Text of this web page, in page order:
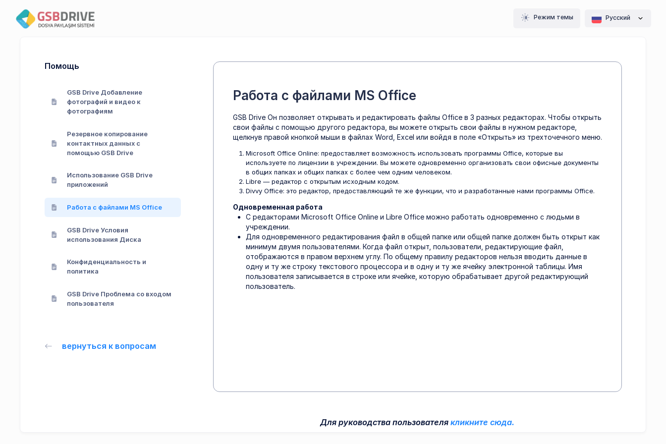
Режим темы Pусский
Помощь
GSB Drive Добавление
фотографий и видео к
фотографиям
Резервное копирование
контактных данных с
помощью GSB Drive
Использование GSB Drive
приложений
Работа с файлами MS Office
GSB Drive Условия
использования Диска
Конфиденциальность и
политика
GSB Drive Проблема со входом
пользователя
вернуться к вопросам
Работа с файлами MS Office
GSB Drive Он позволяет открывать и редактировать файлы Office в 3 разных редакторах. Чтобы открыть
свои файлы с помощью другого редактора, вы можете открыть свои файлы в нужном редакторе,
щелкнув правой кнопкой мыши в файлах Word, Excel или войдя в поле «Открыть» из трехточечного меню.
Microsoft Office Online: предоставляет возможность использовать программы Office, которые вы
используете по лицензии в учреждении. Вы можете одновременно организовать свои офисные документы
в общих папках и общих папках с более чем одним человеком.
Libre — редактор с открытым исходным кодом.
Divvy Office: это редактор, предоставляющий те же функции, что и разработанные нами программы Office.
Одновременная работа
С редакторами Microsoft Office Online и Libre Office можно работать одновременно с людьми в
учреждении.
Для одновременного редактирования файл в общей папке или общей папке должен быть открыт как
минимум двумя пользователями. Когда файл открыт, пользователи, редактирующие файл,
отображаются в правом верхнем углу. По общему правилу редакторов нельзя вводить данные в
одну и ту же строку текстового процессора и в одну и ту же ячейку электронной таблицы. Имя
пользователя записывается в строке или ячейке, которую обрабатывает другой редактирующий
пользователь.
Для руководства пользователя кликните сюда.